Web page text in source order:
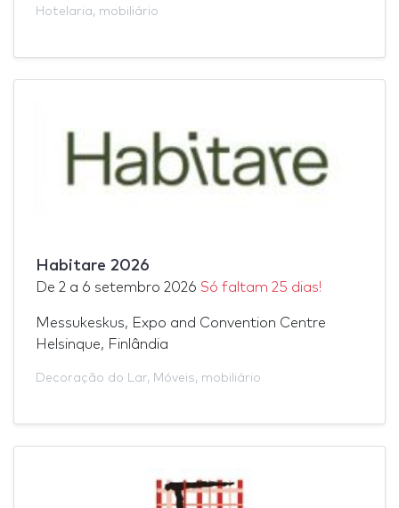
Hotelaria, mobiliário
Habitare 2026
De 2 a 6 setembro 2026 Só faltam 25 dias!
Messukeskus, Expo and Convention Centre
Helsinque, Finlândia
Decoração do Lar, Móveis, mobiliário